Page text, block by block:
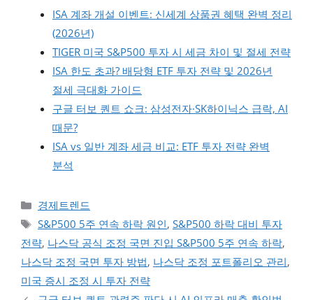
ISA 계좌 개설 이벤트: 신세계 상품권 혜택 완벽 정리
(2026년)
TIGER 미국 S&P500 투자 시 세금 차이 및 절세 전략
ISA 한도 초과? 배당형 ETF 투자 전략 및 2026년
절세 극대화 가이드
구글 터보 퀀트 쇼크: 삼성전자·SK하이닉스 급락, AI
때문?
ISA vs 일반 계좌 세금 비교: ETF 투자 전략 완벽
분석
카테고리
경제트렌드
태그
S&P500 5주 연속 하락 원인, S&P500 하락 대비 투자
전략, 나스닥 공식 조정 국면 진입 S&P500 5주 연속 하락,
나스닥 조정 국면 투자 방법, 나스닥 조정 포트폴리오 관리,
미국 증시 조정 시 투자 전략